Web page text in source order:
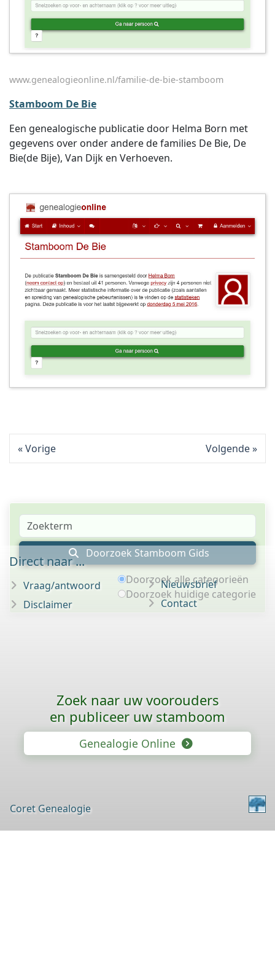
www.genealogieonline.nl/familie-de-bie-stamboom
Stamboom De Bie
Een genealogische publicatie door Helma Born met
gegevens over onder andere de families De Bie, De
Bie(de Bije), Van Dijk en Verhoeven.
Vorige Volgende
Doorzoek Stamboom Gids
Doorzoek alle categorieën
Doorzoek huidige categorie
Direct naar ...
Vraag/antwoord
Disclaimer
Nieuwsbrief
Contact
Zoek naar uw voorouders
en publiceer uw stamboom
Genealogie Online
Coret Genealogie